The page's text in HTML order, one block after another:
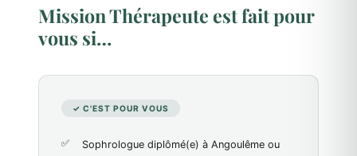
Mission Thérapeute est fait pour
vous si…
✓ C'EST POUR VOUS
Sophrologue diplômé(e) à Angoulême ou